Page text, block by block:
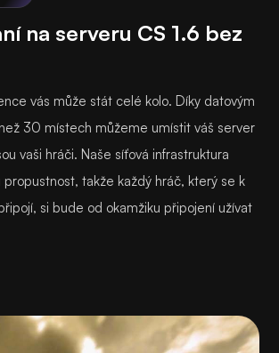
na serveru CS 1.6 bez
vás může stát celé kolo. Díky datovým
30 místech můžeme umístit váš server
vaši hráči. Naše síťová infrastruktura
propustnost, takže každý hráč, který se k
si bude od okamžiku připojení užívat